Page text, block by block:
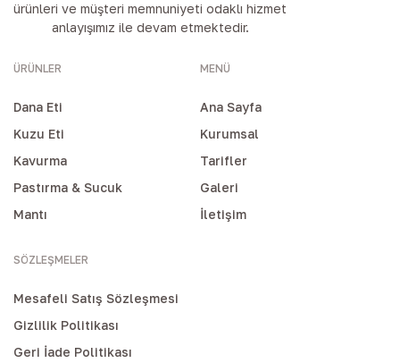
ürünleri ve müşteri memnuniyeti odaklı hizmet
anlayışımız ile devam etmektedir.
ÜRÜNLER
Dana Eti
Kuzu Eti
Kavurma
Pastırma & Sucuk
Mantı
MENÜ
Ana Sayfa
Kurumsal
Tarifler
Galeri
İletişim
SÖZLEŞMELER
Mesafeli Satış Sözleşmesi
Gizlilik Politikası
Geri İade Politikası